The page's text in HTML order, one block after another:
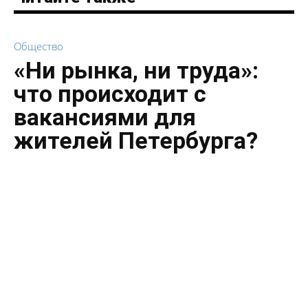
Общество
«Ни рынка, ни труда»:
что происходит с
вакансиями для
жителей Петербурга?